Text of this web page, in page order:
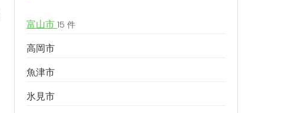
富山市 15 件
高岡市
魚津市
氷見市